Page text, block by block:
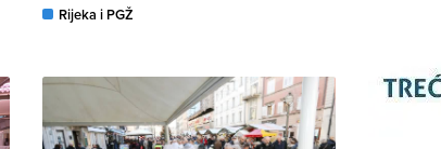
Rijeka i PGŽ